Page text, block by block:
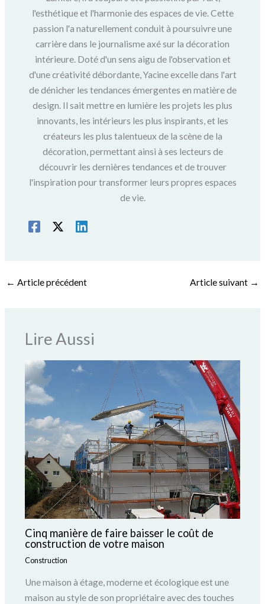
l'esthétique et l'harmonie des espaces de vie. Cette
passion l'a naturellement conduit à poursuivre une
carrière dans le journalisme axé sur la décoration
intérieure. Doté d'un sens aigu de l'observation et
d'une créativité débordante, Yacine excelle dans l'art
de dénicher les tendances émergentes en matière de
design. Il sait mettre en lumière les projets les plus
innovants, les intérieurs les plus inspirants, et les
créateurs les plus talentueux de la scène de la
décoration, permettant ainsi à ses lecteurs de
découvrir les dernières tendances et de trouver
l'inspiration pour transformer leurs propres espaces
de vie.
← Article précédent Article suivant →
Lire Aussi
Cinq manière de faire baisser le coût de
construction de votre maison
Construction
Une maison à étage, moderne et écologique est une
maison au style de son propriétaire avec des touches